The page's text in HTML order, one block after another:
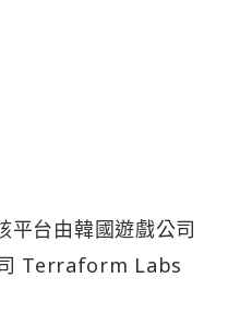
平台由韓國遊戲公司
Terraform Labs